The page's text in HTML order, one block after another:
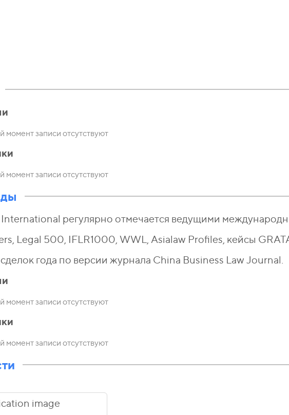
момент записи отсутствуют
момент записи отсутствуют
International регулярно отмечается ведущими
Legal 500, IFLR1000, WWL, Asialaw Profiles, кейсы
года по версии журнала China Business Law Journal.
момент записи отсутствуют
момент записи отсутствуют